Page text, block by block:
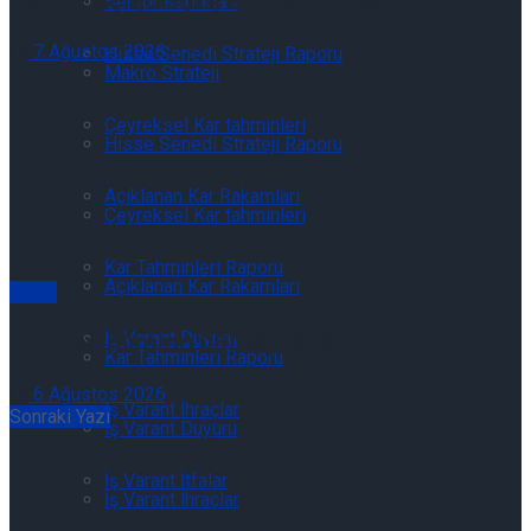
Hisse Senedi Strateji Raporu
Çeyreksel Kar tahminleri
Açıklanan Kar Rakamları
Kar Tahminleri Raporu
İş Varant Duyuru
İş Varant İhraçlar
İş Varant İtfalar
Makro Strateji
Hisse Senedi Strateji Raporu
Çeyreksel Kar tahminleri
Açıklanan Kar Rakamları
Kar Tahminleri Raporu
İş Varant Duyuru
İş Varant İhraçlar
7 Ağustos 2026
Pay Geri Alımları 06/08/2026
6 Ağustos 2026
Sonraki Yazı